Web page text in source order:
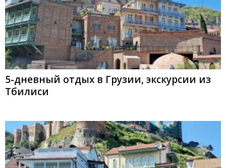
5-дневный отдых в Грузии, экскурсии из
Тбилиси